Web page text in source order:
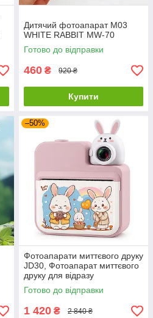
Дитячий фотоапарат M03
WHITE RABBIT MW-70
Готово до відправки
460 ₴ 920 ₴
Купити
–50%
Фотоапарати миттєвого друку
JD30, Фотоапарат миттєвого
друку для відразу
Фотоапарат для діток KQ-54
Готово до відправки
1 420 ₴ 2 840 ₴